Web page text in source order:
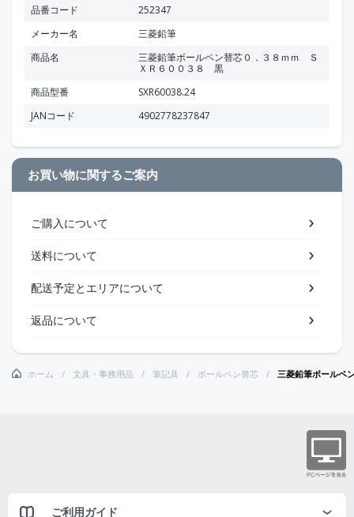
品番コード
252347
メーカー名
三菱鉛筆
商品名
三菱鉛筆ボールペン替芯０．３８ｍｍ Ｓ
ＸＲ６００３８ 黒
商品型番
SXR60038.24
JANコード
4902778237847
お買い物に関するご案内
ご購入について
送料について
配送予定とエリアについて
返品について
ホーム 文具・事務用品 筆記具 ボールペン替芯 三菱鉛筆ボール
ご利用ガイド